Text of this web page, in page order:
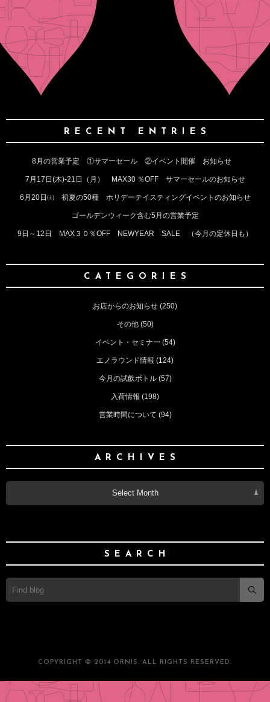
RECENT ENTRIES
8月の営業予定 ①サマーセール ②イベント開催 お知らせ
7月17日(木)‐21日（月） MAX30 ％OFF サマーセールのお知らせ
6月20日㈯ 初夏の50種 ホリデーテイスティングイベントのお知らせ
ゴールデンウィーク含む5月の営業予定
9日～12日 MAX３０％OFF NEWYEAR SALE （今月の定休日も）
CATEGORIES
お店からのお知らせ (250)
その他(50)
イベント・セミナー (54)
エノラウンド情報 (124)
今月の試飲ボトル(57)
入荷情報 (198)
営業時間について (94)
ARCHIVES
Select Month
SEARCH
COPYRIGHT © 2014 ORNIS. ALL RIGHTS RESERVED.